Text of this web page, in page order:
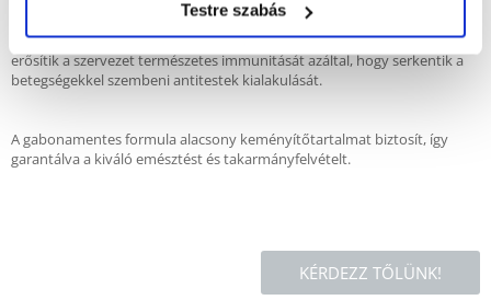
Testre szabás
pozitív hatással van az általános immunitásra és egészségre. Egyrészt
ezek a karotinoidok erős biológiai antioxidánsként ismertek. Másrészt
erősítik a szervezet természetes immunitását azáltal, hogy serkentik a
betegségekkel szembeni antitestek kialakulását.
A gabonamentes formula alacsony keményítőtartalmat biztosít, így
garantálva a kiváló emésztést és takarmányfelvételt.
KÉRDEZZ TŐLÜNK!